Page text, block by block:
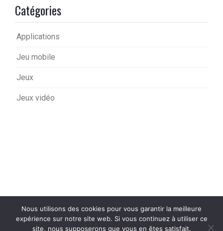
Catégories
Applications
Jeu mobile
Jeux
Jeux vidéo
Nous utilisons des cookies pour vous garantir la meilleure
expérience sur notre site web. Si vous continuez à utiliser ce
site, nous supposerons que vous en êtes satisfait.